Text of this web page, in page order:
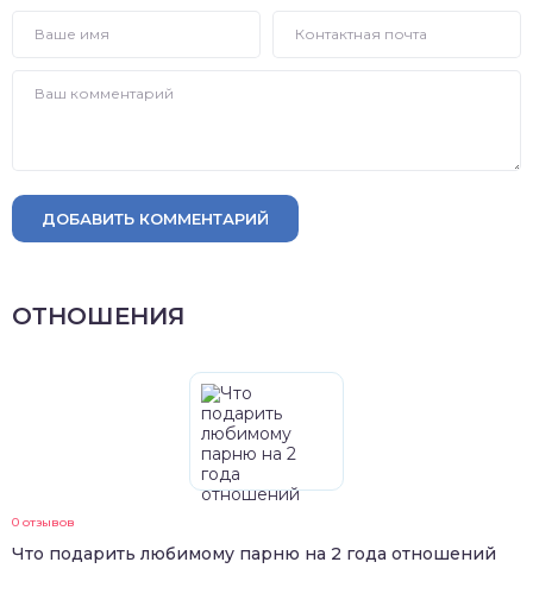
ДОБАВИТЬ КОММЕНТАРИЙ
ОТНОШЕНИЯ
0 отзывов
Что подарить любимому парню на 2 года отношений